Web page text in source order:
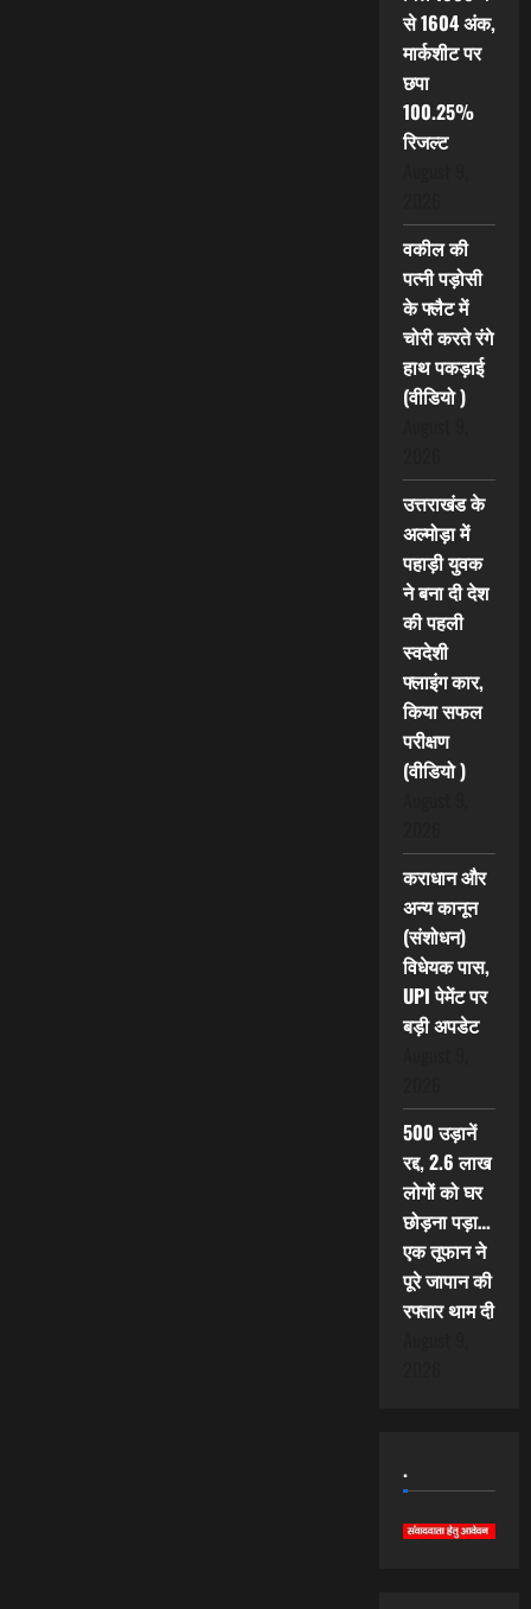
से 1604 अंक,
मार्कशीट पर
छपा
100.25%
रिजल्ट
वकील की
पत्नी पड़ोसी
के फ्लैट में
चोरी करते रंगे
हाथ पकड़ाई
(वीडियो )
उत्तराखंड के
अल्मोड़ा में
पहाड़ी युवक
ने बना दी देश
की पहली
स्वदेशी
फ्लाइंग कार,
किया सफल
परीक्षण
(वीडियो )
कराधान और
अन्य कानून
(संशोधन)
विधेयक पास,
UPI पेमेंट पर
बड़ी अपडेट
500 उड़ानें
रद्द, 2.6 लाख
लोगों को घर
छोड़ना पड़ा…
एक तूफान ने
पूरे जापान की
रफ्तार थाम दी
.